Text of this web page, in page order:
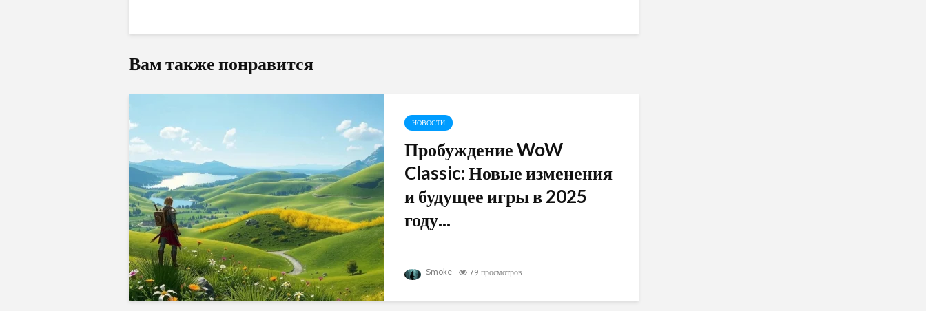
Вам также понравится
НОВОСТИ
Пробуждение WoW
Classic: Новые изменения
и будущее игры в 2025
году...
Smoke 79 просмотров